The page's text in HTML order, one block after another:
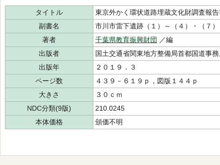
タイトル
東京外かく環状道路埋蔵文化財調査報
副書名
市川市雷下遺跡（１）～（４）・（７
著者
千葉県教育振興財団 ／編
出版者
国土交通省関東地方整備局首都国道事
出版年
２０１９．３
ページ数
４３９－６１９ｐ，図版１４４ｐ
大きさ
３０ｃｍ
NDC分類(9版)
210.0245
本体価格
頒価不明